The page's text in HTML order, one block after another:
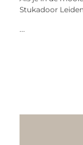
Stukadoor
...